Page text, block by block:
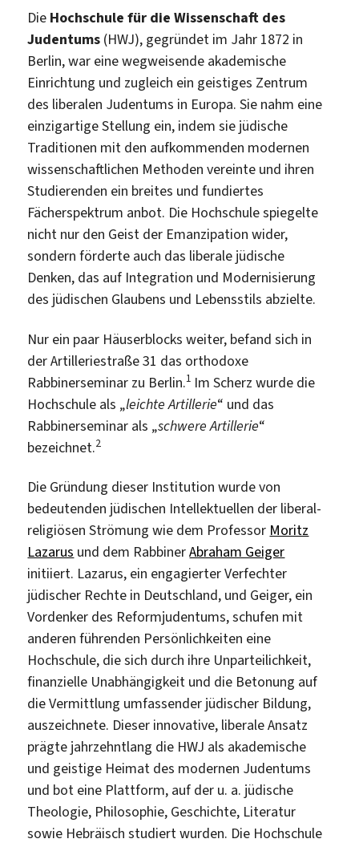
Die Hochschule für die Wissenschaft des
Judentums (HWJ), gegründet im Jahr 1872 in
Berlin, war eine wegweisende akademische
Einrichtung und zugleich ein geistiges Zentrum
des liberalen Judentums in Europa. Sie nahm eine
einzigartige Stellung ein, indem sie jüdische
Traditionen mit den aufkommenden modernen
wissenschaftlichen Methoden vereinte und ihren
Studierenden ein breites und fundiertes
Fächerspektrum anbot. Die Hochschule spiegelte
nicht nur den Geist der Emanzipation wider,
sondern förderte auch das liberale jüdische
Denken, das auf Integration und Modernisierung
des jüdischen Glaubens und Lebensstils abzielte.
Nur ein paar Häuserblocks weiter, befand sich in
der Artilleriestraße 31 das orthodoxe
Rabbinerseminar zu Berlin.1 Im Scherz wurde die
Hochschule als „leichte Artillerie“ und das
Rabbinerseminar als „schwere Artillerie“
bezeichnet.2
Die Gründung dieser Institution wurde von
bedeutenden jüdischen Intellektuellen der liberal-
religiösen Strömung wie dem Professor Moritz
Lazarus und dem RabbinerAbraham Geiger
initiiert. Lazarus, ein engagierter Verfechter
jüdischer Rechte in Deutschland, und Geiger, ein
Vordenker des Reformjudentums, schufen mit
anderen führenden Persönlichkeiten eine
Hochschule, die sich durch ihre Unparteilichkeit,
finanzielle Unabhängigkeit und die Betonung auf
die Vermittlung umfassender jüdischer Bildung,
auszeichnete. Dieser innovative, liberale Ansatz
prägte jahrzehntlang die HWJ als akademische
und geistige Heimat des modernen Judentums
und bot eine Plattform, auf der u. a. jüdische
Theologie, Philosophie, Geschichte, Literatur
sowie Hebräisch studiert wurden. Die Hochschule